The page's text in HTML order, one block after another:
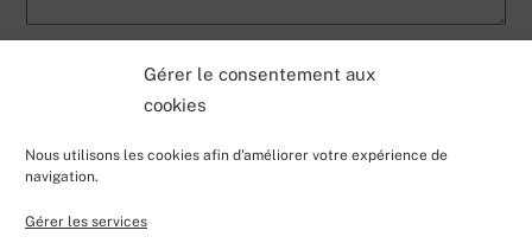
Gérer le consentement aux
cookies
Nous utilisons les cookies afin d'améliorer votre expérience de
navigation.
Gérer les services
E-MAIL